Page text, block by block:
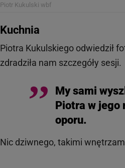
Piotr Kukulski wbf
Kuchnia
Piotra Kukulskiego odwiedził
zdradziła nam szczegóły sesji.
My sami
Piotra w jego
oporu.
Nic dziwnego, takimi